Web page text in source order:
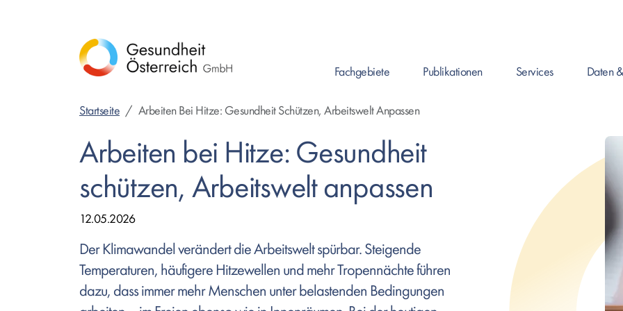
Fachgebiete
Publikationen
Services
Daten
Startseite
Arbeiten Bei Hitze: Gesundheit Schützen, Arbeitswelt Anpassen
Arbeiten bei Hitze: Gesundheit
schützen, Arbeitswelt anpassen
12.05.2026
Der Klimawandel verändert die Arbeitswelt spürbar. Steigende
Temperaturen, häufigere Hitzewellen und mehr Tropennächte führen
dazu, dass immer mehr Menschen unter belastenden Bedingungen